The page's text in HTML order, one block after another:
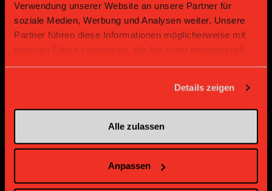
Verwendung unserer Website an unsere Partner für
soziale Medien, Werbung und Analysen weiter. Unsere
Partner führen diese Informationen möglicherweise mit
weiteren Daten zusammen, die Sie ihnen bereitgestellt
Details zeigen
Alle zulassen
Anpassen
Bronze Partner